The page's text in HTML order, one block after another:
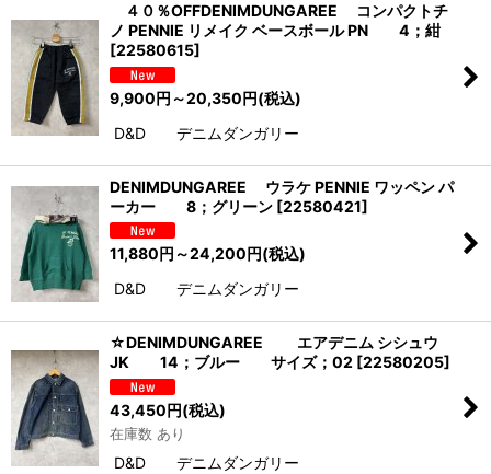
４０％OFFDENIMDUNGAREE コンパクトチ
ノ PENNIE リメイク ベースボール PN 4；紺
[22580615]
9,900円 ～20,350円(税込)
D&D デニムダンガリー
DENIMDUNGAREE ウラケ PENNIE ワッペン パ
ーカー 8；グリーン [22580421]
11,880円 ～24,200円(税込)
D&D デニムダンガリー
☆DENIMDUNGAREE エアデニム シシュウ
JK 14；ブルー サイズ；02 [22580205]
43,450円(税込)
在庫数 あり
D&D デニムダンガリー